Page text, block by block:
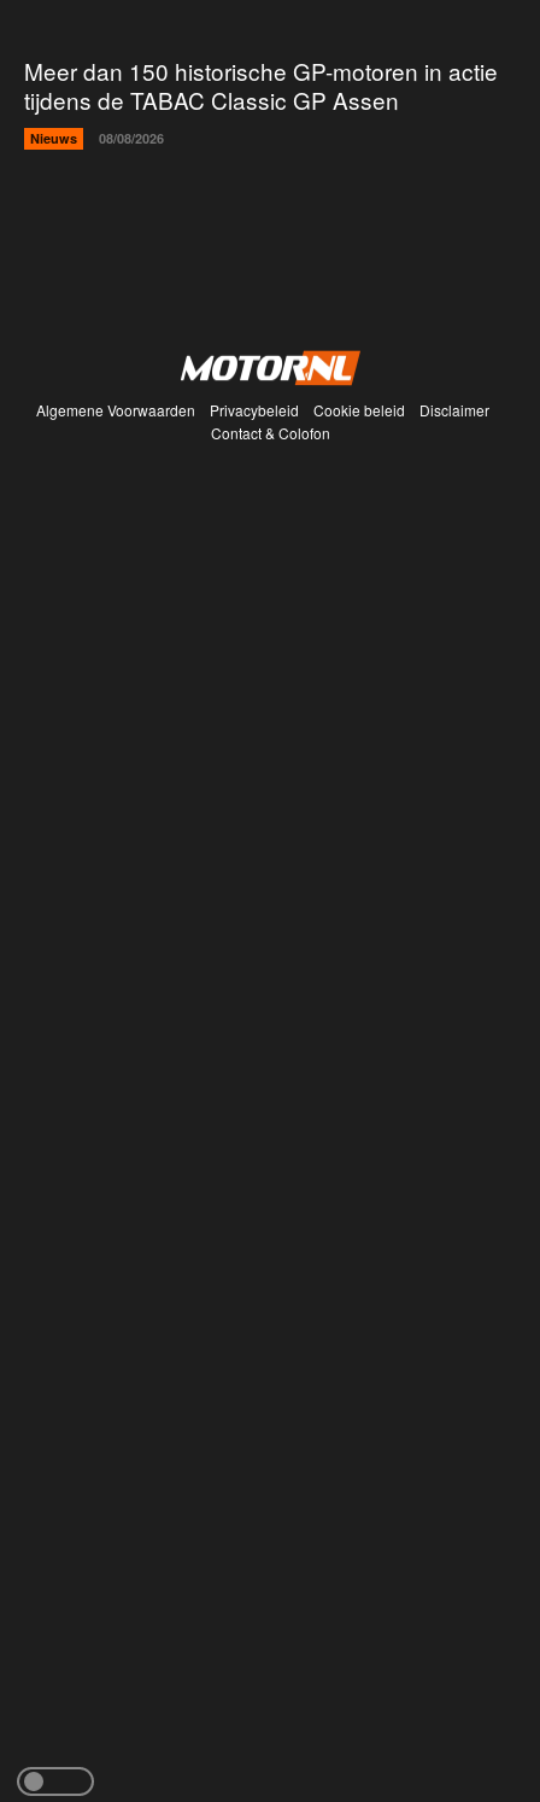
Meer dan 150 historische GP-motoren in actie
tijdens de TABAC Classic GP Assen
Nieuws 08/08/2026
Algemene Voorwaarden Privacybeleid Cookie beleid
Disclaimer
Contact & Colofon